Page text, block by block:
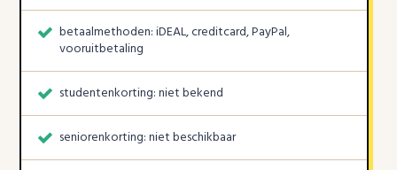
betaalmethoden: iDEAL, creditcard, PayPal,
vooruitbetaling
studentenkorting: niet bekend
seniorenkorting: niet beschikbaar